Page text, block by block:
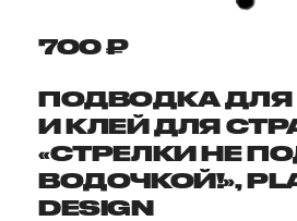
700 ₽
ПОДВОДКА ДЛЯ
И КЛЕЙ ДЛЯ
«СТРЕЛКИ НЕ
ВОДОЧКОЙ!»,
DESIGN